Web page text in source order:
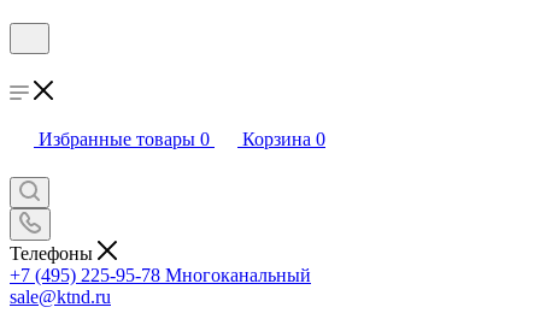
Избранные товары 0 Корзина 0
Телефоны
+7 (495) 225-95-78 Многоканальный
sale@ktnd.ru